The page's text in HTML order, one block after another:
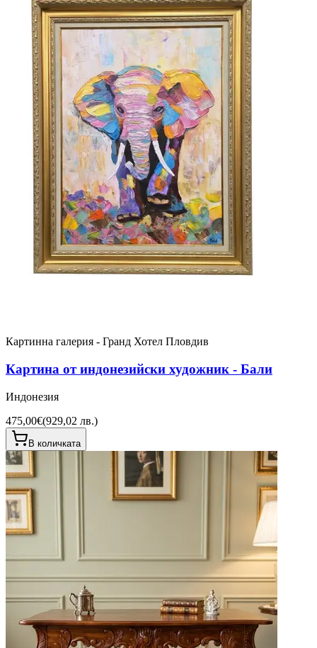
Картинна галерия - Гранд Хотел Пловдив
Картина от индонезийски художник - Бали
Индонезия
475,00€(929,02 лв.)
В количката